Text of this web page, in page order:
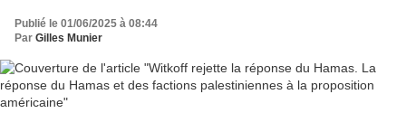
Publié le 01/06/2025 à 08:44
Par Gilles Munier